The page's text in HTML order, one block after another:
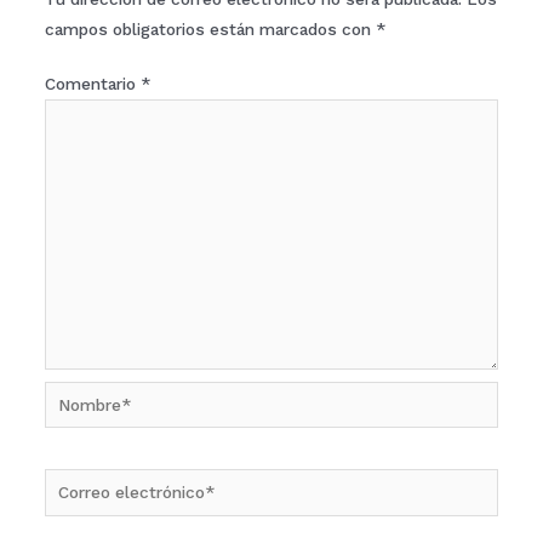
campos obligatorios están marcados con *
Comentario *
Nombre*
electrónico*